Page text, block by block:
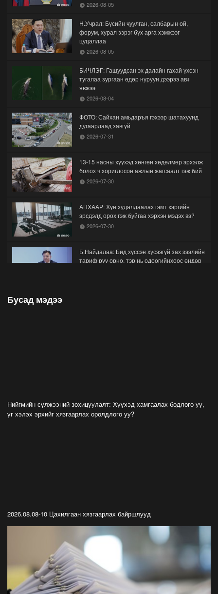
2026-08-05
Н.Учрал: Бүсийн чуулган, салбарын ой,
форум, хурал зэрэг бүх арга хэмжээг
цуцаллаа
2026-08-05
БИЧЛЭГ: Гашуудсан эх далайн гахай үхсэн
тугалаа зургаан өдөр нуруун дээрээ авч
явжээ
2026-08-04
ФОТО: Сайхан амьдаръя гэхээр шатахуунд
дугаарлаад завгүй
2026-07-31
13-15 насны хүүхэд хөнгөн хөдөлмөр эрхэлж
болох ч хориглосон ажлын жагсаалт гэж бий
2026-07-30
АНХААР: Хүн худалдаалах гэмт хэргийн
эрсдэлд орох гэж буйгаа хэрхэн мэдэх вэ?
2026-07-30
Б.Найдалаа: Бид хүссэн хүсээгүй зах зээлийн
тариф руу орно, тэр нь одоогийнхоос өндөр
2026-07-21
Тажикистан Улсын Ерөнхийлөгч Эмомали
Рахмоныг угтан авлаа
2026-07-21
Н.Учрал: Аль замуудыг хэзээнээс хаахаа
08.01 гэхэд нийслэлчүүдэд мэдээлээрэй
2026-07-20
Бусад мэдээ
Нийгмийн сүлжээний зохицуулалт: Хүүхэд хамгаалах бодлого уу,
үг хэлэх эрхийг хязгаарлах оролдлого уу?
2026.08.08-10 Цахилгаан хязгаарлах байршлууд